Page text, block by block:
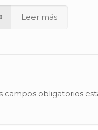
Leer más
campos obligatorios